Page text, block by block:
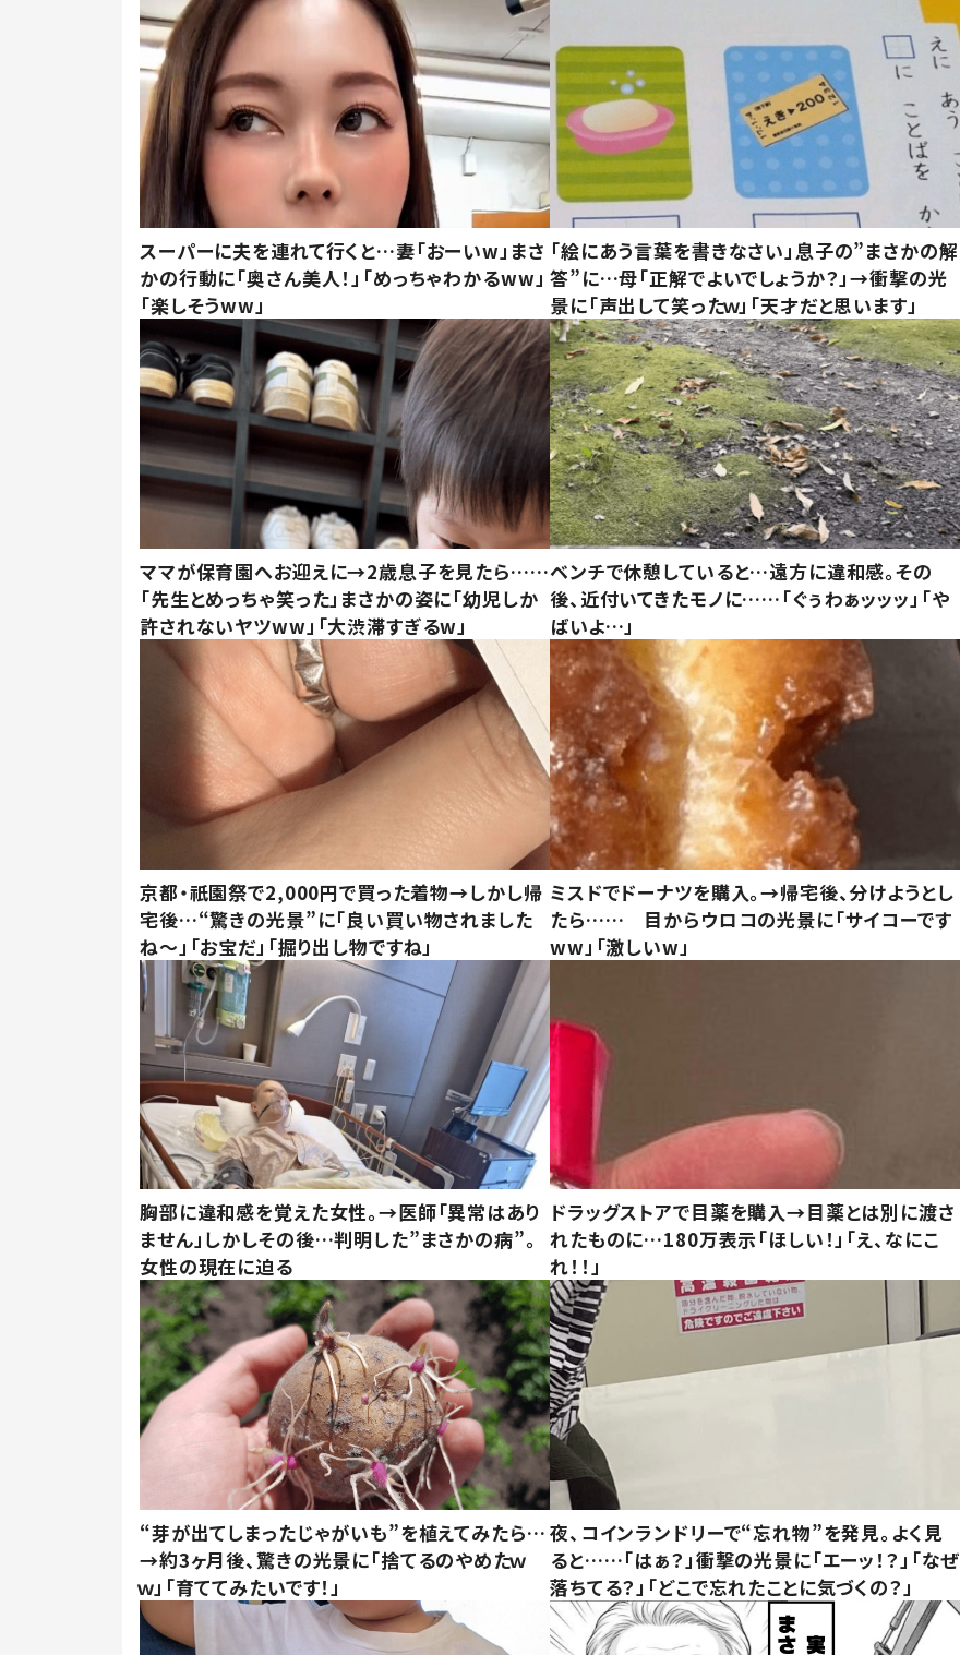
スーパーに夫を連れて行くと…妻「おーいw」まさ
かの行動に「奥さん美人！」「めっちゃわかるww」
「楽しそうww」
「絵にあう言葉を書きなさい」息子の”まさかの解
答”に…母「正解でよいでしょうか？」→衝撃の光
景に「声出して笑ったｗ」「天才だと思います」
ママが保育園へお迎えに→2歳息子を見たら……
「先生とめっちゃ笑った」まさかの姿に「幼児しか
許されないヤツww」「大渋滞すぎるw」
ベンチで休憩していると…遠方に違和感。その
後、近付いてきたモノに……「ぐぅわぁッッッ」「や
ばいよ…」
京都・祇園祭で2,000円で買った着物→しかし帰
宅後…“驚きの光景”に「良い買い物されました
ね～」「お宝だ」「掘り出し物ですね」
ミスドでドーナツを購入。→帰宅後、分けようとし
たら…… 目からウロコの光景に「サイコーです
ww」「激しいw」
胸部に違和感を覚えた女性。→医師「異常はあり
ません」しかしその後…判明した”まさかの病”。
女性の現在に迫る
ドラッグストアで目薬を購入→目薬とは別に渡さ
れたものに…180万表示「ほしい！」「え、なにこ
れ！！」
“芽が出てしまったじゃがいも”を植えてみたら…
→約3ヶ月後、驚きの光景に「捨てるのやめたｗ
ｗ」「育ててみたいです！」
夜、コインランドリーで“忘れ物”を発見。よく見
ると……「はぁ？」衝撃の光景に「エーッ！？」「なぜ
落ちてる？」「どこで忘れたことに気づくの？」